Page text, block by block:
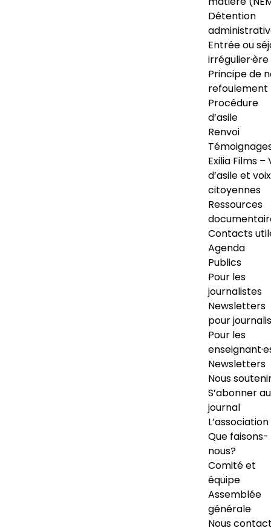
Détention
Entrée ou
irrégulier·ère
Principe de
refoulement
Procédure
d’asile
Renvoi
Exilia Films –
d’asile et voix
citoyennes
Ressources
Contacts
Agenda
Publics
Pour les
journalistes
Newsletters
pour
Pour les
Newsletters
Nous
S’abonner au
journal
L’association
Que faisons-
nous?
Comité et
équipe
Assemblée
générale
Nous